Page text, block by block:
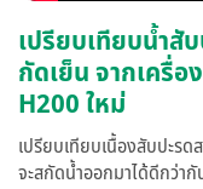
เปรียบเทียบน้ำสั
กัดเย็น จากเครื่
H200 ใหม่
เปรียบเทียบเนื้องสับปะร
จะสกัดน้ำออกมาได้ดีกว่า